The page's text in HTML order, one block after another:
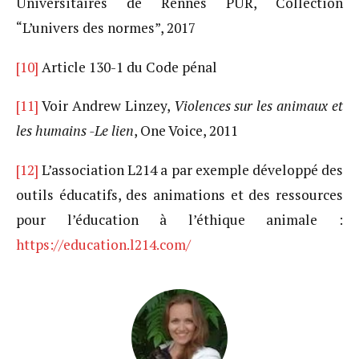
“L’univers des normes”, 2017
[10] Article 130-1 du Code pénal
[11] Voir Andrew Linzey, Violences sur les animaux et
les humains -Le lien, One Voice, 2011
[12] L’association L214 a par exemple développé des
outils éducatifs, des animations et des ressources
pour l’éducation à l’éthique animale :
https://education.l214.com/